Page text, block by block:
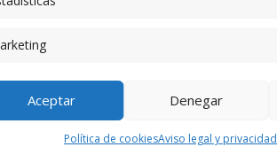
Aceptar Denegar
Política de cookiesAviso legal y privacidad